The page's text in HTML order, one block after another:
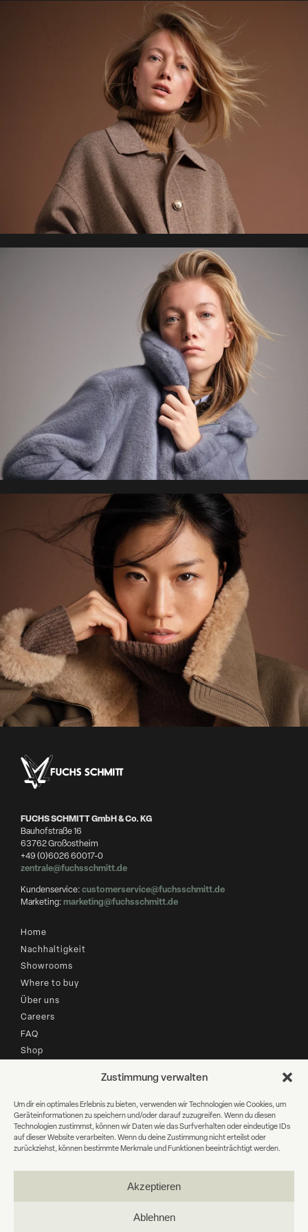
Zustimmung verwalten
Um dir ein optimales Erlebnis zu bieten, verwenden wir Technologien wie Cookies, um
Geräteinformationen zu speichern und/oder darauf zuzugreifen. Wenn du diesen
Technologien zustimmst, können wir Daten wie das Surfverhalten oder eindeutige IDs
auf dieser Website verarbeiten. Wenn du deine Zustimmung nicht erteilst oder
zurückziehst, können bestimmte Merkmale und Funktionen beeinträchtigt werden.
Akzeptieren
Ablehnen
FUCHS SCHMITT GmbH & Co. KG
Bauhofstraße 16
63762 Großostheim
+49 (0)6026 60017-0
zentrale@fuchsschmitt.de
Kundenservice:customerservice@fuchsschmitt.de
Marketing:marketing@fuchsschmitt.de
Home
Nachhaltigkeit
Showrooms
Where to buy
Über uns
Careers
FAQ
Shop
Newsletter Anmeldung
E-
Mail